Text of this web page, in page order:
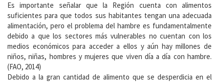
Es importante señalar que la Región cuenta con alimentos
suficientes para que todos sus habitantes tengan una adecuada
alimentación, pero el problema del hambre es fundamentalmente
debido a que los sectores más vulnerables no cuentan con los
medios económicos para acceder a ellos y aún hay millones de
niños, niñas, hombres y mujeres que viven día a día con hambre.
(FAO, 2014)
Debido a la gran cantidad de alimento que se desperdicia en el